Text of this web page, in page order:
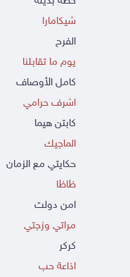
شيكامارا
الفرح
يوم ما تقابلنا
كامل الأوصاف
اشرف حرامي
كابتن هيما
الماجيك
حكايتي مع الزمان
ظاظا
امن دولت
مراتي وزجتي
كركر
اذاعة حب